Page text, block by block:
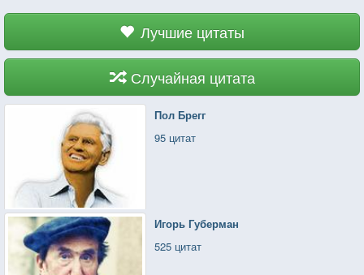
Лучшие цитаты
Случайная цитата
Пол Брегг
95 цитат
Игорь Губерман
525 цитат